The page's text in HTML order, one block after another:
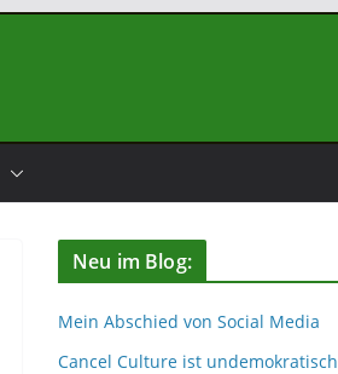
Neu im Blog:
Mein Abschied von Social Media
Cancel Culture ist undemokratisch